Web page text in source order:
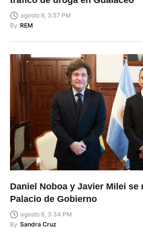
agosto 6, 3:57 PM
By REM
Daniel Noboa y Javier Milei se
Palacio de Gobierno
agosto 6, 3:34 PM
By Sandra Cruz